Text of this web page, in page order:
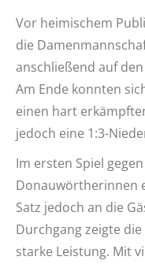
Vor heimischem
die
anschließend auf
Am Ende konnten
einen hart
jedoch eine 1:3-
Im ersten Spiel
Donauwörtherinnen
Satz jedoch an die
Durchgang zeigte
starke Leistung. Mit